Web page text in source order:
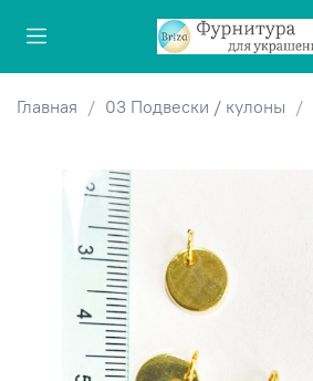
Главная 03 Подвески / кулоны